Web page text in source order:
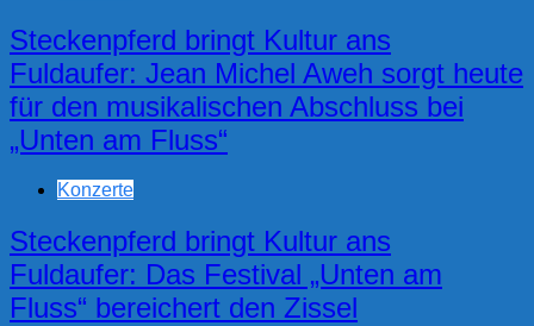
Steckenpferd bringt Kultur ans
Fuldaufer: Jean Michel Aweh sorgt heute
für den musikalischen Abschluss bei
„Unten am Fluss“
Konzerte
Steckenpferd bringt Kultur ans
Fuldaufer: Das Festival „Unten am
Fluss“ bereichert den Zissel